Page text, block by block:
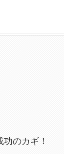
のカギ！